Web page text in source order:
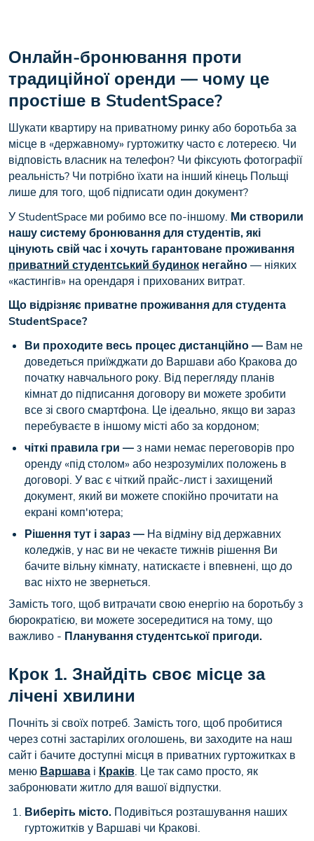
Онлайн-бронювання проти
традиційної оренди — чому це
простіше в StudentSpace?
Шукати квартиру на приватному ринку або боротьба за
місце в «державному» гуртожитку часто є лотереєю. Чи
відповість власник на телефон? Чи фіксують фотографії
реальність? Чи потрібно їхати на інший кінець Польщі
лише для того, щоб підписати один документ?
У StudentSpace ми робимо все по-іншому. Ми створили
нашу систему бронювання для студентів, які
цінують свій час і хочуть гарантоване проживання
приватний студентський будинокнегайно— ніяких
«кастингів» на орендаря і прихованих витрат.
Що відрізняє приватне проживання для студента
StudentSpace?
Ви проходите весь процес дистанційно — Вам не
доведеться приїжджати до Варшави або Кракова до
початку навчального року. Від перегляду планів
кімнат до підписання договору ви можете зробити
все зі свого смартфона. Це ідеально, якщо ви зараз
перебуваєте в іншому місті або за кордоном;
чіткі правила гри —з нами немає переговорів про
оренду «під столом» або незрозумілих положень в
договорі. У вас є чіткий прайс-лист і захищений
документ, який ви можете спокійно прочитати на
екрані комп'ютера;
Рішення тут і зараз — На відміну від державних
коледжів, у нас ви не чекаєте тижнів рішення Ви
бачите вільну кімнату, натискаєте і впевнені, що до
вас ніхто не звернеться.
Замість того, щоб витрачати свою енергію на боротьбу з
бюрократією, ви можете зосередитися на тому, що
важливо - Планування студентської пригоди.
Крок 1. Знайдіть своє місце за
лічені хвилини
Почніть зі своїх потреб. Замість того, щоб пробитися
через сотні застарілих оголошень, ви заходите на наш
сайт і бачите доступні місця в приватних гуртожитках в
меню Варшаваі Краків. Це так само просто, як
забронювати житло для вашої відпустки.
Виберіть місто. Подивіться розташування наших
гуртожитків у Варшаві чи Кракові.